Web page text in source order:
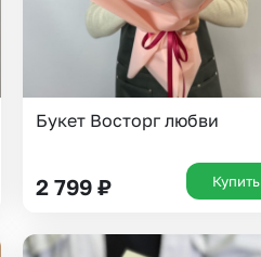
Букет Восторг любви
2 799 ₽ Купить